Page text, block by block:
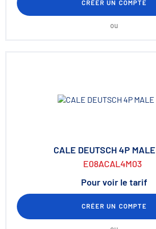
CRÉER UN COMPTE
ou
CALE DEUTSCH 4P
E08ACAL4M03
Pour voir le tarif
CRÉER UN COMPTE